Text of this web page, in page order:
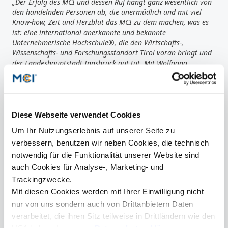
Diese Webseite verwendet Cookies
Um Ihr Nutzungserlebnis auf unserer Seite zu
verbessern, benutzen wir neben Cookies, die technisch
notwendig für die Funktionalität unserer Website sind
auch Cookies für Analyse-, Marketing- und
Trackingzwecke.
Mit diesen Cookies werden mit Ihrer Einwilligung nicht
nur von uns sondern auch von Drittanbietern Daten
verarbeitet, die ihren Sitz teilweise in Drittländern wie den
den handelnden Personen ab, die unermüdlich und mit viel
Know-how, Zeit und Herzblut das MCI zu dem machen, was es
ist: eine international anerkannte und bekannte
Unternehmerische Hochschule®, die den Wirtschafts-,
Wissenschafts- und Forschungsstandort Tirol voran bringt und
der Landeshauptstadt Innsbruck gut tut. Mit Wolfgang
Eichinger verlässt eine Person den Aufsichtsrat, der das MCI
und seine Träger für seine vieljährige Tätigkeit zu großem Dank
Michael Mairhofer weiterhin sehr erfahrene Personen am Werk
Andreas Altmann, MCI Rektor: „Als Mitglied des
Aufsichtsrats einer Hochschule halst man sich nicht nur viel
Arbeit auf Schreibtisch und Schultern, die oft auch die Abende
und Wochenenden betreffen, sondern übernimmt auch enorme
Verantwortung. Bei einer von Ideenreichtum, innovativen
Vorhaben und laufend wachsendem Geschäftsvolumen
geprägten ‚Unternehmerischen Hochschule®‘ wie dem MCI ist
das vermutlich in besonderer Weise der Fall. Umso mehr ist
das Engagement aller Mitglieder des Aufsichtsrats und allen